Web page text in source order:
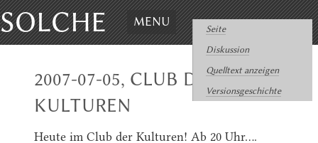
SOLCHE MENU
Seite
Diskussion
Quelltext anzeigen
Versionsgeschichte
2007-07-05, CLUB DER
KULTUREN
Heute im Club der Kulturen! Ab 20 Uhr....